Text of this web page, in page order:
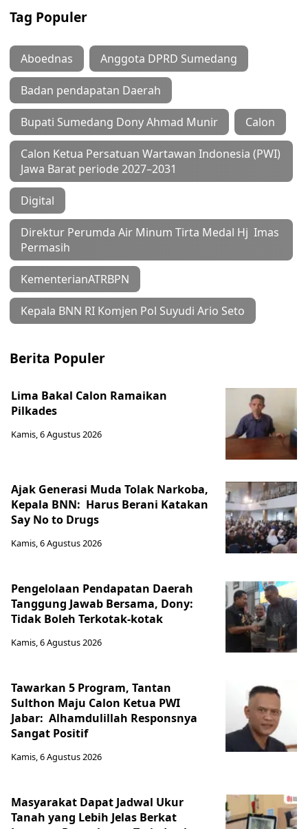
Tag Populer
Aboednas Anggota DPRD Sumedang
Badan pendapatan Daerah
Bupati Sumedang Dony Ahmad Munir Calon
Calon Ketua Persatuan Wartawan Indonesia (PWI)
Jawa Barat periode 2027–2031
Digital
Direktur Perumda Air Minum Tirta Medal Hj Imas
Permasih
KementerianATRBPN
Kepala BNN RI Komjen Pol Suyudi Ario Seto
Berita Populer
Lima Bakal Calon Ramaikan
Pilkades
Kamis, 6 Agustus 2026
Ajak Generasi Muda Tolak Narkoba,
Kepala BNN: Harus Berani Katakan
Say No to Drugs
Kamis, 6 Agustus 2026
Pengelolaan Pendapatan Daerah
Tanggung Jawab Bersama, Dony:
Tidak Boleh Terkotak-kotak
Kamis, 6 Agustus 2026
Tawarkan 5 Program, Tantan
Sulthon Maju Calon Ketua PWI
Jabar: Alhamdulillah Responsnya
Sangat Positif
Kamis, 6 Agustus 2026
Masyarakat Dapat Jadwal Ukur
Tanah yang Lebih Jelas Berkat